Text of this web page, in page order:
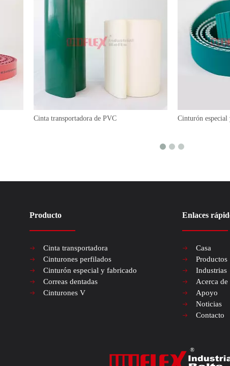
Cinta transportadora de PVC Cinturón
Producto
Cinta transportadora
Cinturones perfilados
Cinturón especial y fabricado
Correas dentadas
Cinturones V
Enlaces
Casa
Productos
Industrias
Acerca de
Apoyo
Noticias
Contacto